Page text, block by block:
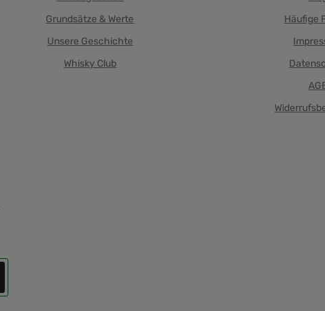
Grundsätze & Werte
Unsere Geschichte
Whisky Club
Häufige